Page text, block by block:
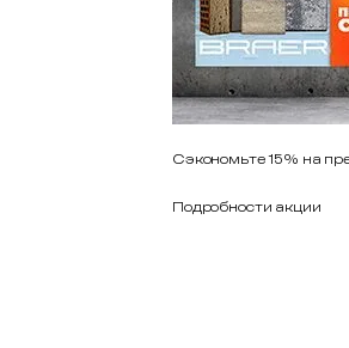
Сэкономьте 15% на
Подробности акции